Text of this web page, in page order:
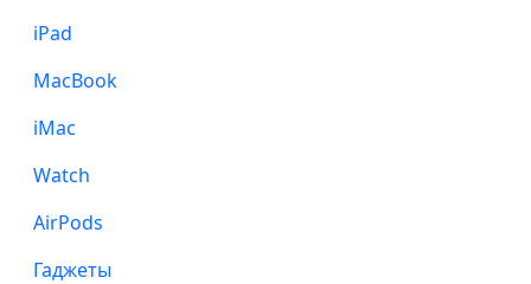
iPad
MacBook
iMac
Watch
AirPods
Гаджеты